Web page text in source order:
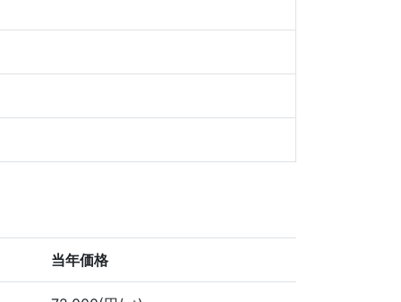
当年価格